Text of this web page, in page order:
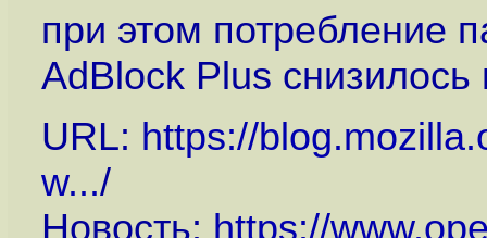
при этом потребление
AdBlock Plus
URL: https://
w.../
Новость: https://